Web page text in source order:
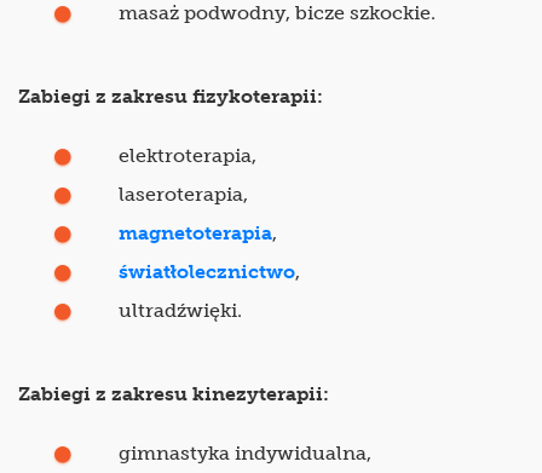
masaż podwodny, bicze szkockie.
Zabiegi z zakresu fizykoterapii:
elektroterapia,
laseroterapia,
magnetoterapia,
światłolecznictwo,
ultradźwięki.
Zabiegi z zakresu kinezyterapii:
gimnastyka indywidualna,